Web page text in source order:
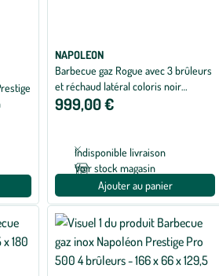
NAPOLEON
Barbecue gaz Rogue avec 3 brûleurs
et réchaud latéral coloris noir
Napoléon - 130 x 64 x 122 cm
999,00 €
Indisponible livraison
Voir stock magasin
Ajouter au panier